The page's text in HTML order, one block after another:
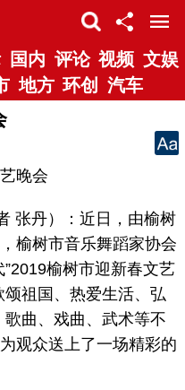
国内 评论 视频 文娱
地方 环创 汽车
晚会
丹）：近日，由榆树
榆树市音乐舞蹈家协会
榆树市迎新春文艺
颂祖国、热爱生活、弘
曲、戏曲、武术等不
观众送上了一场精彩的